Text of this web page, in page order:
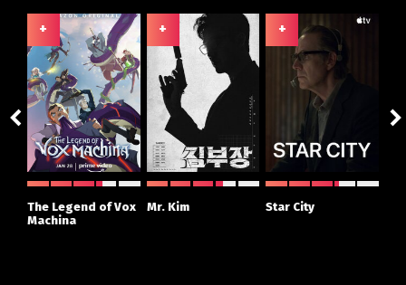
+
The Legend of Vox
Machina
+
Mr. Kim
+
Star City